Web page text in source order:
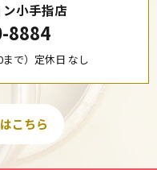
小手指店
8884
で）定休日 なし
こちら